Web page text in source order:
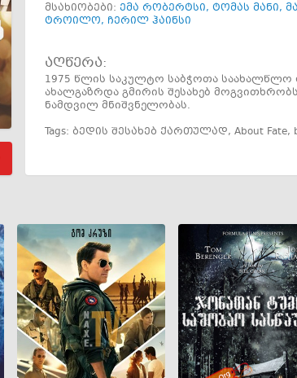
მსახიობები: ემა რობერტსი, ტომას მანი,
ტროილო, ჩერილ ჰაინსი
აღწერა:
1975 წლის საკულტო საბჭოთა
ახალგაზრდა გმირის შესახებ
ნამდვილ მნიშვნელობას.
Tags: ბედის შესახებ ქართულად, About Fate,